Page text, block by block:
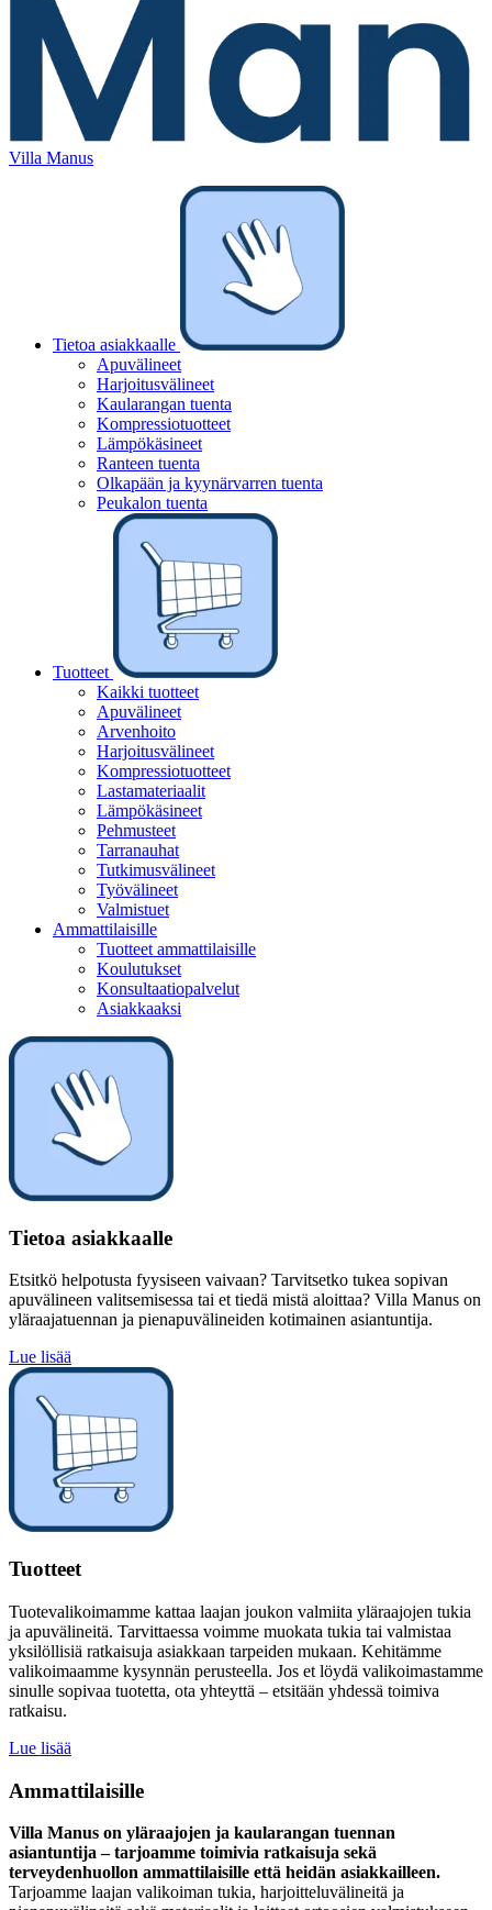
Villa Manus
Tietoa asiakkaalle
Apuvälineet
Harjoitusvälineet
Kaularangan tuenta
Kompressiotuotteet
Lämpökäsineet
Ranteen tuenta
Olkapään ja kyynärvarren tuenta
Peukalon tuenta
Tuotteet
Kaikki tuotteet
Apuvälineet
Arvenhoito
Harjoitusvälineet
Kompressiotuotteet
Lastamateriaalit
Lämpökäsineet
Pehmusteet
Tarranauhat
Tutkimusvälineet
Työvälineet
Valmistuet
Ammattilaisille
Tuotteet ammattilaisille
Koulutukset
Konsultaatiopalvelut
Asiakkaaksi
Tietoa asiakkaalle
Etsitkö helpotusta fyysiseen vaivaan? Tarvitsetko tukea sopivan
apuvälineen valitsemisessa tai et tiedä mistä aloittaa? Villa Manus on
yläraajatuennan ja pienapuvälineiden kotimainen asiantuntija.
Lue lisää
Tuotteet
Tuotevalikoimamme kattaa laajan joukon valmiita yläraajojen tukia
ja apuvälineitä. Tarvittaessa voimme muokata tukia tai valmistaa
yksilöllisiä ratkaisuja asiakkaan tarpeiden mukaan. Kehitämme
valikoimaamme kysynnän perusteella. Jos et löydä valikoimastamme
sinulle sopivaa tuotetta, ota yhteyttä – etsitään yhdessä toimiva
ratkaisu.
Lue lisää
Ammattilaisille
Villa Manus on yläraajojen ja kaularangan tuennan
asiantuntija – tarjoamme toimivia ratkaisuja sekä
terveydenhuollon ammattilaisille että heidän asiakkailleen.
Tarjoamme laajan valikoiman tukia, harjoitteluvälineitä ja